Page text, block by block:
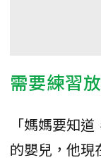
需要練習
「媽媽要知
的嬰兒，他現